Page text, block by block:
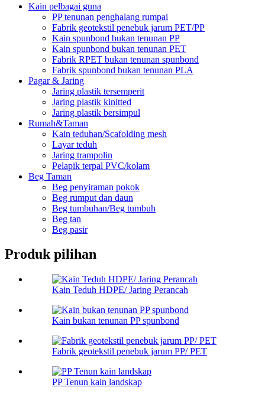
Kain pelbagai guna
PP tenunan penghalang rumpai
Fabrik geotekstil penebuk jarum PET/PP
Kain spunbond bukan tenunan PP
Kain spunbond bukan tenunan PET
Fabrik RPET bukan tenunan spunbond
Fabrik spunbond bukan tenunan PLA
Pagar & Jaring
Jaring plastik tersemperit
Jaring plastik kinitted
Jaring plastik bersimpul
Rumah&Taman
Kain teduhan/Scafolding mesh
Layar teduh
Jaring trampolin
Pelapik terpal PVC/kolam
Beg Taman
Beg penyiraman pokok
Beg rumput dan daun
Beg tumbuhan/Beg tumbuh
Beg tan
Beg pasir
Produk pilihan
Kain Teduh HDPE/ Jaring Perancah
Kain bukan tenunan PP spunbond
Fabrik geotekstil penebuk jarum PP/ PET
PP Tenun kain landskap